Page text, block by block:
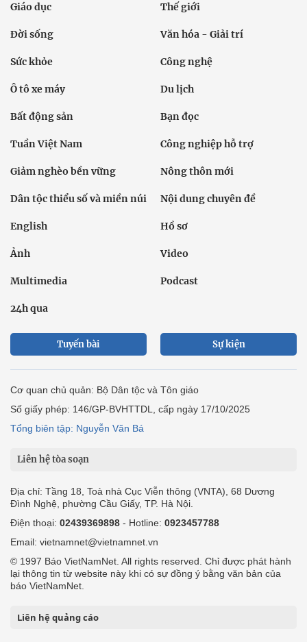
Giáo dục Thế giới
Đời sống Văn hóa - Giải trí
Sức khỏe Công nghệ
Ô tô xe máy Du lịch
Bất động sản Bạn đọc
Tuần Việt Nam Công nghiệp hỗ trợ
Giảm nghèo bền vững Nông thôn mới
Dân tộc thiểu số và miền núi Nội dung chuyên đề
English Hồ sơ
Ảnh Video
Multimedia Podcast
24h qua
Tuyến bài Sự kiện
Cơ quan chủ quản: Bộ Dân tộc và Tôn giáo
Số giấy phép: 146/GP-BVHTTDL, cấp ngày 17/10/2025
Tổng biên tập: Nguyễn Văn Bá
Liên hệ tòa soạn
Địa chỉ: Tầng 18, Toà nhà Cục Viễn thông (VNTA), 68 Dương
Đình Nghệ, phường Cầu Giấy, TP. Hà Nội.
Điện thoại: 02439369898 - Hotline: 0923457788
Email: vietnamnet@vietnamnet.vn
© 1997 Báo VietNamNet. All rights reserved. Chỉ được phát hành
lại thông tin từ website này khi có sự đồng ý bằng văn bản của
báo VietNamNet.
Liên hệ quảng cáo